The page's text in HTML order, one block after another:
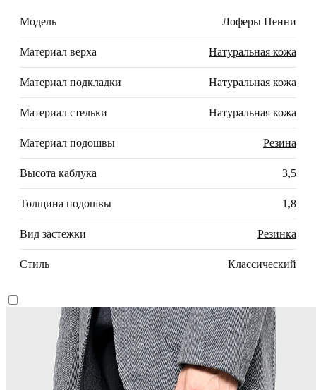
Модель Лоферы Пенни
Материал верха Натуральная кожа
Материал подкладки Натуральная кожа
Материал стельки Натуральная кожа
Материал подошвы Резина
Высота каблука 3,5
Толщина подошвы 1,8
Вид застежки Резинка
Стиль Классический